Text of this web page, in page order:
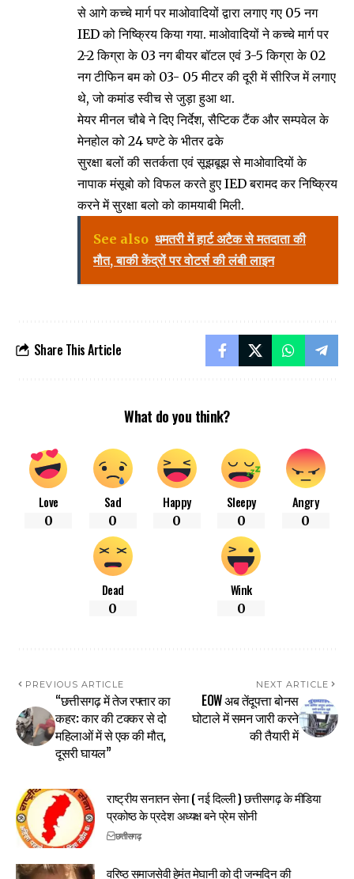
से आगे कच्चे मार्ग पर माओवादियों द्वारा लगाए गए 05 नग
IED को निष्क्रिय किया गया. माओवादियों ने कच्चे मार्ग पर
2-2 किग्रा के 03 नग बीयर बॉटल एवं 3-5 किग्रा के 02
नग टीफिन बम को 03- 05 मीटर की दूरी में सीरिज में लगाए
थे, जो कमांड स्वीच से जुड़ा हुआ था.
मेयर मीनल चौबे ने दिए निर्देश, सैप्टिक टैंक और सम्पवेल के
मेनहोल को 24 घण्टे के भीतर ढके
सुरक्षा बलों की सतर्कता एवं सूझबूझ से माओवादियों के
नापाक मंसूबो को विफल करते हुए IED बरामद कर निष्क्रिय
करने में सुरक्षा बलो को कामयाबी मिली.
See also धमतरी में हार्ट अटैक से मतदाता की
मौत, बाकी केंद्रों पर वोटर्स की लंबी लाइन
Share This Article
What do you think?
Love
0
Sad
0
Happy
0
Sleepy
0
Angry
0
Dead
0
Wink
0
PREVIOUS ARTICLE
“छत्तीसगढ़ में तेज रफ्तार का
कहर: कार की टक्कर से दो
महिलाओं में से एक की मौत,
दूसरी घायल”​
NEXT ARTICLE
EOW अब तेंदूपत्ता बोनस
घोटाले में समन जारी करने
की तैयारी में
राष्ट्रीय सनातन सेना ( नई दिल्ली ) छत्तीसगढ़ के मीडिया
प्रकोष्ठ के प्रदेश अध्यक्ष बने प्रेम सोनी
छत्तीसगढ़
वरिष्ठ समाजसेवी हेमंत मेघानी को दी जन्मदिन की